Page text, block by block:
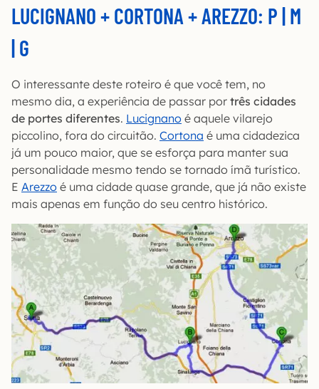
LUCIGNANO + CORTONA + AREZZO: P | M
| G
O interessante deste roteiro é que você tem, no
mesmo dia, a experiência de passar por três cidades
de portes diferentes. Lucignano é aquele vilarejo
piccolino, fora do circuitão. Cortona é uma cidadezica
já um pouco maior, que se esforça para manter sua
personalidade mesmo tendo se tornado ímã turístico.
E Arezzo é uma cidade quase grande, que já não existe
mais apenas em função do seu centro histórico.